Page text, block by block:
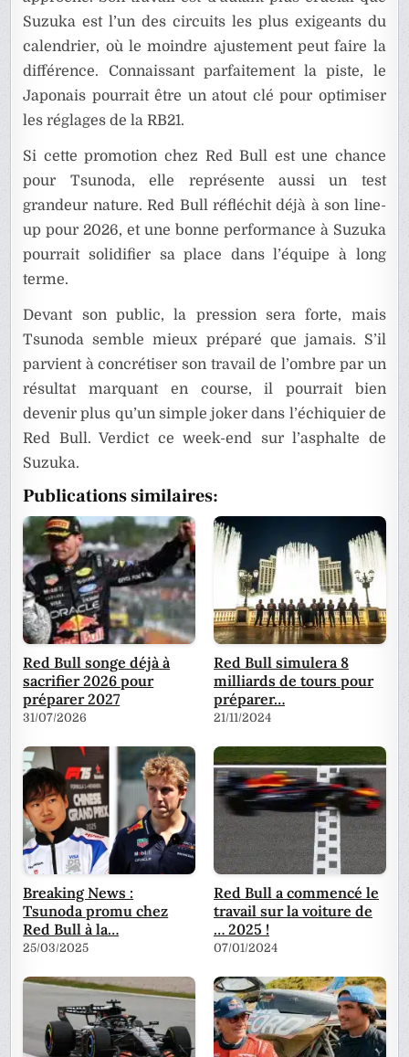
Suzuka est l’un des circuits les plus exigeants du
calendrier, où le moindre ajustement peut faire la
différence. Connaissant parfaitement la piste, le
Japonais pourrait être un atout clé pour optimiser
les réglages de la RB21.
Si cette promotion chez Red Bull est une chance
pour Tsunoda, elle représente aussi un test
grandeur nature. Red Bull réfléchit déjà à son line-
up pour 2026, et une bonne performance à Suzuka
pourrait solidifier sa place dans l’équipe à long
terme.
Devant son public, la pression sera forte, mais
Tsunoda semble mieux préparé que jamais. S’il
parvient à concrétiser son travail de l’ombre par un
résultat marquant en course, il pourrait bien
devenir plus qu’un simple joker dans l’échiquier de
Red Bull. Verdict ce week-end sur l’asphalte de
Suzuka.
Publications similaires:
Red Bull songe déjà à
sacrifier 2026 pour
préparer 2027
31/07/2026
Red Bull simulera 8
milliards de tours pour
préparer…
21/11/2024
Breaking News :
Tsunoda promu chez
Red Bull à la…
25/03/2025
Red Bull a commencé le
travail sur la voiture de
… 2025 !
07/01/2024